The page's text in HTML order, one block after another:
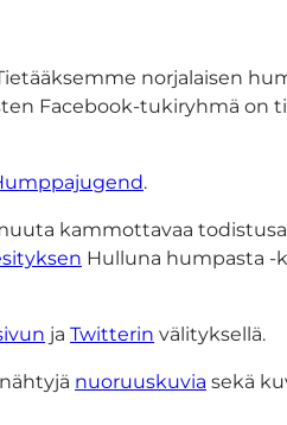
norjalaisen
Facebook-tukiryhmä on
.
kammottavaa
Hulluna humpasta -
ja Twitterin välityksellä.
nuoruuskuvia sekä